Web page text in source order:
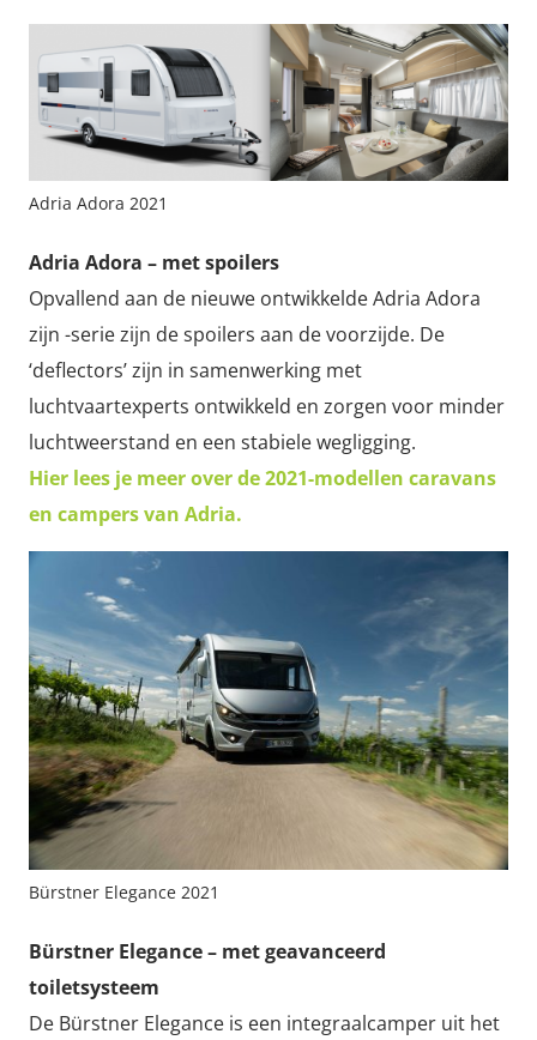
Adria Adora 2021
Adria Adora – met spoilers
Opvallend aan de nieuwe ontwikkelde Adria Adora
zijn -serie zijn de spoilers aan de voorzijde. De
‘deflectors’ zijn in samenwerking met
luchtvaartexperts ontwikkeld en zorgen voor minder
luchtweerstand en een stabiele wegligging.
Hier lees je meer over de 2021-modellen caravans
en campers van Adria.
Bürstner Elegance 2021
Bürstner Elegance – met geavanceerd
toiletsysteem
De Bürstner Elegance is een integraalcamper uit het